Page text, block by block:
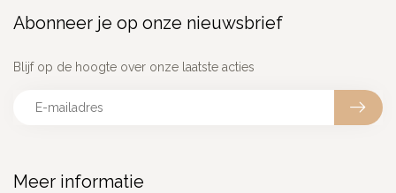
Meer informatie
Abonneer je op onze nieuwsbrief
Blijf op de hoogte over onze laatste acties